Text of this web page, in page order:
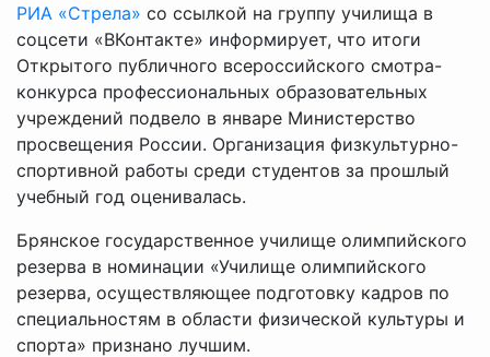
РИА «Стрела» со ссылкой на группу училища в
соцсети «ВКонтакте» информирует, что итоги
Открытого публичного всероссийского смотра-
конкурса профессиональных образовательных
учреждений подвело в январе Министерство
просвещения России. Организация физкультурно-
спортивной работы среди студентов за прошлый
учебный год оценивалась.
Брянское государственное училище олимпийского
резерва в номинации «Училище олимпийского
резерва, осуществляющее подготовку кадров по
специальностям в области физической культуры и
спорта» признано лучшим.